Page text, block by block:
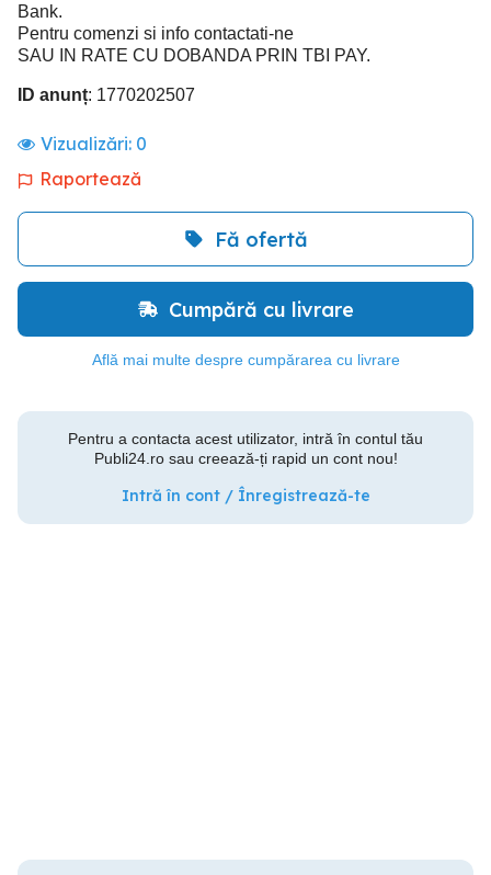
Bank.
Pentru comenzi si info contactati-ne
SAU IN RATE CU DOBANDA PRIN TBI PAY.
ID anunț: 1770202507
Vizualizări: 0
Raportează
Fă ofertă
Cumpără cu livrare
Află mai multe despre cumpărarea cu livrare
Pentru a contacta acest utilizator, intră în contul tău
Publi24.ro sau creează-ți rapid un cont nou!
Intră în cont / Înregistrează-te